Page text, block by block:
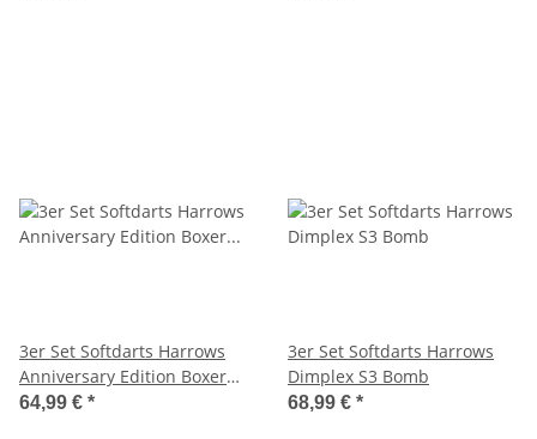
3er Set Softdarts Harrows
Anniversary Edition Boxer
Parallel 18g
64,99 € *
3er Set Softdarts Harrows
Dimplex S3 Bomb
68,99 € *